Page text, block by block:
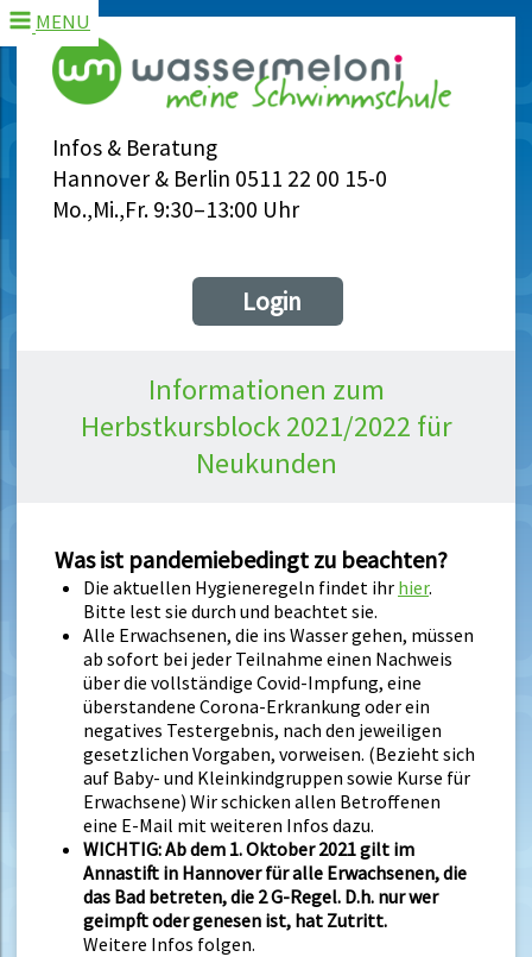
Infos & Beratung
Hannover & Berlin 0511 22 00 15-0
Mo.,Mi.,Fr. 9:30–13:00 Uhr
MENU
Login
Informationen zum
Herbstkursblock 2021/2022 für
Neukunden
Was ist pandemiebedingt zu beachten?
Die aktuellen Hygieneregeln findet ihr hier.
Bitte lest sie durch und beachtet sie.
Alle Erwachsenen, die ins Wasser gehen, müssen
ab sofort bei jeder Teilnahme einen Nachweis
über die vollständige Covid-Impfung, eine
überstandene Corona-Erkrankung oder ein
negatives Testergebnis, nach den jeweiligen
gesetzlichen Vorgaben, vorweisen. (Bezieht sich
auf Baby- und Kleinkindgruppen sowie Kurse für
Erwachsene) Wir schicken allen Betroffenen
eine E-Mail mit weiteren Infos dazu.
WICHTIG: Ab dem 1. Oktober 2021 gilt im
Annastift in Hannover für alle Erwachsenen, die
das Bad betreten, die 2 G-Regel. D.h. nur wer
geimpft oder genesen ist, hat Zutritt.
Weitere Infos folgen.